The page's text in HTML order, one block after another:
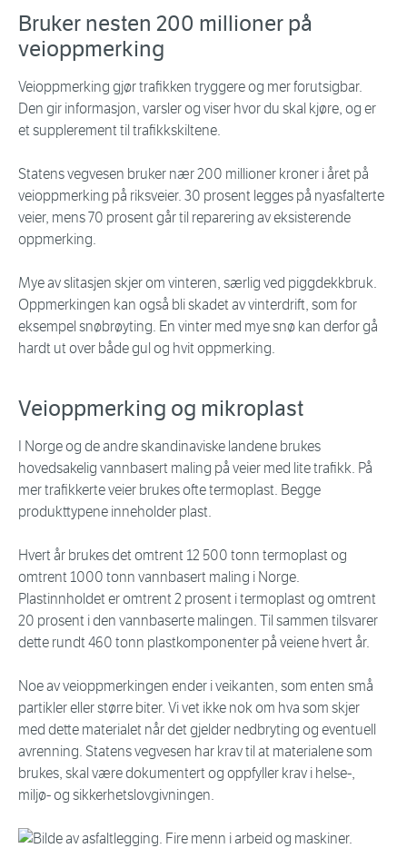
Bruker nesten 200 millioner på
veioppmerking
Veioppmerking gjør trafikken tryggere og mer forutsigbar.
Den gir informasjon, varsler og viser hvor du skal kjøre, og er
et supplerement til trafikkskiltene.
Statens vegvesen bruker nær 200 millioner kroner i året på
veioppmerking på riksveier. 30 prosent legges på nyasfalterte
veier, mens 70 prosent går til reparering av eksisterende
oppmerking.
Mye av slitasjen skjer om vinteren, særlig ved piggdekkbruk.
Oppmerkingen kan også bli skadet av vinterdrift, som for
eksempel snøbrøyting. En vinter med mye snø kan derfor gå
hardt ut over både gul og hvit oppmerking.
Veioppmerking og mikroplast
I Norge og de andre skandinaviske landene brukes
hovedsakelig vannbasert maling på veier med lite trafikk. På
mer trafikkerte veier brukes ofte termoplast. Begge
produkttypene inneholder plast.
Hvert år brukes det omtrent 12 500 tonn termoplast og
omtrent 1000 tonn vannbasert maling i Norge.
Plastinnholdet er omtrent 2 prosent i termoplast og omtrent
20 prosent i den vannbaserte malingen. Til sammen tilsvarer
dette rundt 460 tonn plastkomponenter på veiene hvert år.
Noe av veioppmerkingen ender i veikanten, som enten små
partikler eller større biter. Vi vet ikke nok om hva som skjer
med dette materialet når det gjelder nedbryting og eventuell
avrenning. Statens vegvesen har krav til at materialene som
brukes, skal være dokumentert og oppfyller krav i helse-,
miljø- og sikkerhetslovgivningen.